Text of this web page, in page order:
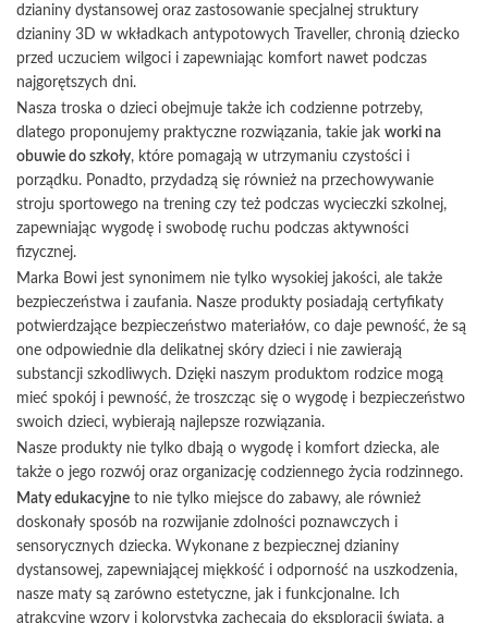
dzianiny dystansowej oraz zastosowanie specjalnej struktury
dzianiny 3D w wkładkach antypotowych Traveller, chronią dziecko
przed uczuciem wilgoci i zapewniając komfort nawet podczas
najgorętszych dni.
Nasza troska o dzieci obejmuje także ich codzienne potrzeby,
dlatego proponujemy praktyczne rozwiązania, takie jak worki na
obuwie do szkoły, które pomagają w utrzymaniu czystości i
porządku. Ponadto, przydadzą się również na przechowywanie
stroju sportowego na trening czy też podczas wycieczki szkolnej,
zapewniając wygodę i swobodę ruchu podczas aktywności
fizycznej.
Marka Bowi jest synonimem nie tylko wysokiej jakości, ale także
bezpieczeństwa i zaufania. Nasze produkty posiadają certyfikaty
potwierdzające bezpieczeństwo materiałów, co daje pewność, że są
one odpowiednie dla delikatnej skóry dzieci i nie zawierają
substancji szkodliwych. Dzięki naszym produktom rodzice mogą
mieć spokój i pewność, że troszcząc się o wygodę i bezpieczeństwo
swoich dzieci, wybierają najlepsze rozwiązania.
Nasze produkty nie tylko dbają o wygodę i komfort dziecka, ale
także o jego rozwój oraz organizację codziennego życia rodzinnego.
Maty edukacyjne to nie tylko miejsce do zabawy, ale również
doskonały sposób na rozwijanie zdolności poznawczych i
sensorycznych dziecka. Wykonane z bezpiecznej dzianiny
dystansowej, zapewniającej miękkość i odporność na uszkodzenia,
nasze maty są zarówno estetyczne, jak i funkcjonalne. Ich
atrakcyjne wzory i kolorystyka zachęcają do eksploracji świata, a